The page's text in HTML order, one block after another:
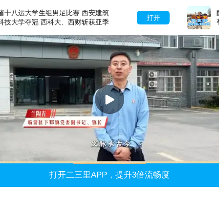
打开
醉美葡乡 ·乐享盛夏--2026 年第七届葡
萄音乐季，即将启幕
打开二三里APP，提升3倍流畅度